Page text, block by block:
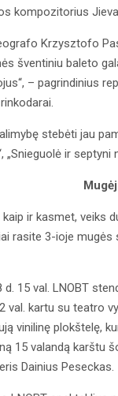
kompozitorius
Krzysztofo
šventiniu baleto
– pagrindinius
stebėti jau
„Snieguolė ir
ir kasmet, veiks
rasite 3-ioje
d. 15 val. LNOBT
val. kartu su teatro
vinilinę plokštelę,
15 valandą karštu
Dainius Peseckas.